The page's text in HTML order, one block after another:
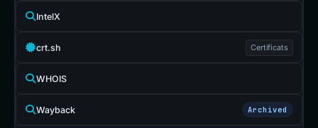
IntelX
crt.sh Certificats
WHOIS
Wayback Archived